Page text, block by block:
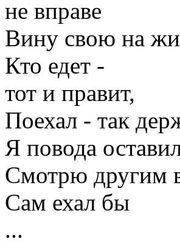
не вправе
Вину свою на
Кто едет -
тот и правит,
Поехал - так
Я повода
Смотрю другим
Сам ехал бы
...